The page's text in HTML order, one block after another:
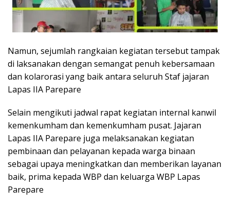
Namun, sejumlah rangkaian kegiatan tersebut tampak
di laksanakan dengan semangat penuh kebersamaan
dan kolarorasi yang baik antara seluruh Staf jajaran
Lapas IIA Parepare
Selain mengikuti jadwal rapat kegiatan internal kanwil
kemenkumham dan kemenkumham pusat. Jajaran
Lapas IIA Parepare juga melaksanakan kegiatan
pembinaan dan pelayanan kepada warga binaan
sebagai upaya meningkatkan dan memberikan layanan
baik, prima kepada WBP dan keluarga WBP Lapas
Parepare